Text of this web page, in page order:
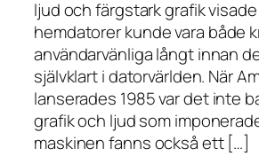
ljud och färgstark grafik
hemdatorer kunde vara både
användarvänliga långt innan
självklart i datorvärlden. När
lanserades 1985 var det inte
grafik och ljud som
maskinen fanns också ett […]